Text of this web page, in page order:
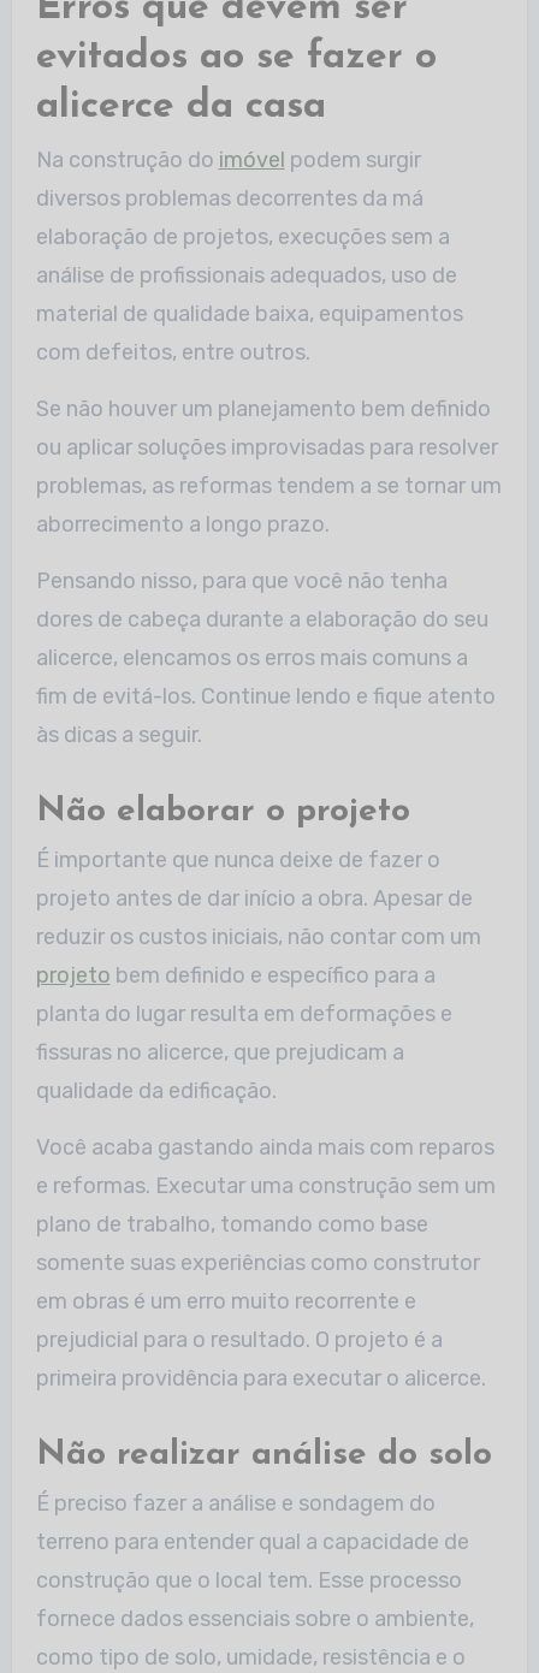
Erros que devem ser
evitados ao se fazer o
alicerce da casa
Na construção do imóvel podem surgir
diversos problemas decorrentes da má
elaboração de projetos, execuções sem a
análise de profissionais adequados, uso de
material de qualidade baixa, equipamentos
com defeitos, entre outros.
Se não houver um planejamento bem definido
ou aplicar soluções improvisadas para resolver
problemas, as reformas tendem a se tornar um
aborrecimento a longo prazo.
Pensando nisso, para que você não tenha
dores de cabeça durante a elaboração do seu
alicerce, elencamos os erros mais comuns a
fim de evitá-los. Continue lendo e fique atento
às dicas a seguir.
Não elaborar o projeto
É importante que nunca deixe de fazer o
projeto antes de dar início a obra. Apesar de
reduzir os custos iniciais, não contar com um
projeto bem definido e específico para a
planta do lugar resulta em deformações e
fissuras no alicerce, que prejudicam a
qualidade da edificação.
Você acaba gastando ainda mais com reparos
e reformas. Executar uma construção sem um
plano de trabalho, tomando como base
somente suas experiências como construtor
em obras é um erro muito recorrente e
prejudicial para o resultado. O projeto é a
primeira providência para executar o alicerce.
Não realizar análise do solo
É preciso fazer a análise e sondagem do
terreno para entender qual a capacidade de
construção que o local tem. Esse processo
fornece dados essenciais sobre o ambiente,
como tipo de solo, umidade, resistência e o